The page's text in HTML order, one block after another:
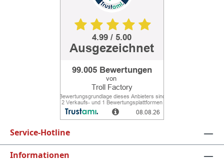
Service-Hotline
Informationen